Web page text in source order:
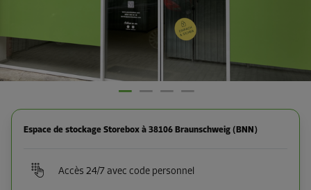
Espace de stockage Storebox à 38106 Braunschweig (BNN)
Accès 24/7 avec code personnel